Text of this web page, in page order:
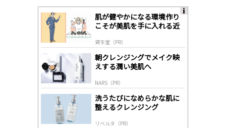
肌が健やかになる環境作り
こそが美肌を手に入れる近
資生堂（PR）
朝クレンジングでメイク映
えする潤い美肌へ
NARS（PR）
洗うたびになめらかな肌に
整えるクレンジング
リベルタ（PR）